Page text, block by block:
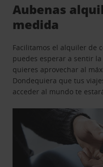
Aubenas
medida
Facilitamos el alquiler de
puedes esperar a sentir
quieres aprovechar al
Dondequiera que tus
acceder al mundo te